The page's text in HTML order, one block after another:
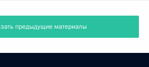
предыдущие материалы